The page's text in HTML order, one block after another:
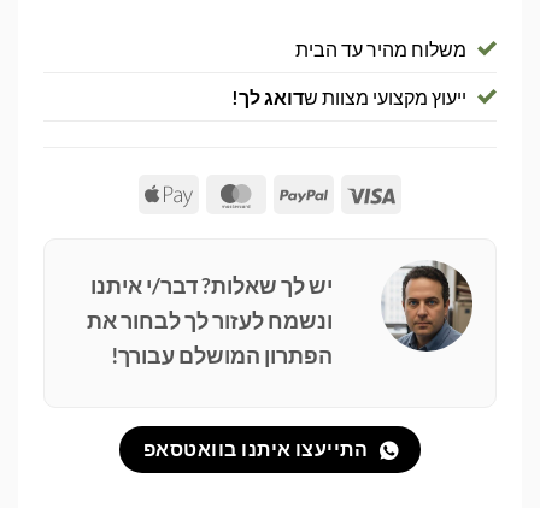
משלוח מהיר עד הבית
ייעוץ מקצועי מצוות שדואג לך!
Visa
PayPal
MasterCard
Apple
יש לך שאלות? דבר/י איתנו
ונשמח לעזור לך לבחור את
הפתרון המושלם עבורך!
התייעצו איתנו בוואטסאפ